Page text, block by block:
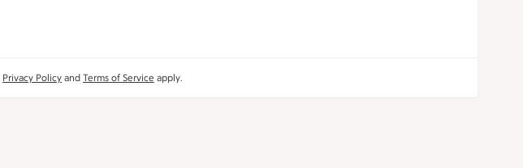
Privacy Policy and Terms of Service apply.